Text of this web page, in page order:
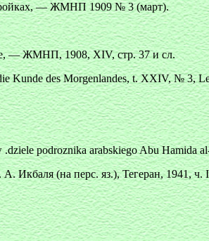
— ЖМНП 1909 № 3 (март).
— ЖМНП, 1908, XIV, стр. 37 и сл.
Kunde des Morgenlandes, t. XXIV, № 3,
podroznika arabskiego Abu
Икбаля (на перс. яз.), Тегеран, 1941,